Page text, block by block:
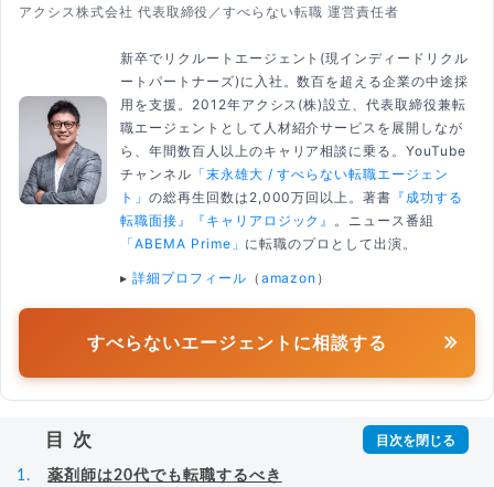
アクシス株式会社 代表取締役／すべらない転職 運営責任者
新卒でリクルートエージェント(現インディードリクル
ートパートナーズ)に入社。数百を超える企業の中途採
用を支援。2012年アクシス(株)設立、代表取締役兼転
職エージェントとして人材紹介サービスを展開しなが
ら、年間数百人以上のキャリア相談に乗る。YouTube
チャンネル 「末永雄大 / すべらない転職エージェン
ト」 の総再生回数は2,000万回以上。著書 『成功する
転職面接』
『キャリアロジック』
。ニュース番組
「ABEMA Prime」 に転職のプロとして出演。
▸ 詳細プロフィール （ amazon ）
すべらないエージェントに相談する
目次
薬剤師は20代でも転職するべき